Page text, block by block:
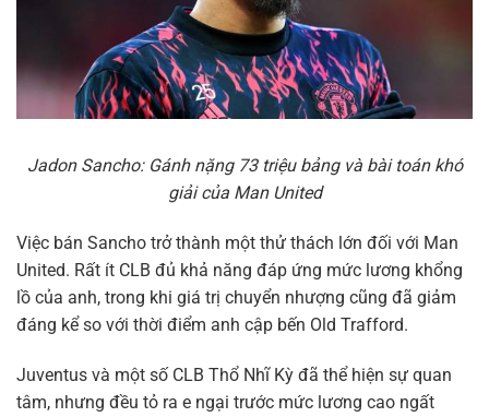
Jadon Sancho: Gánh nặng 73 triệu bảng và bài toán khó
giải của Man United
Việc bán Sancho trở thành một thử thách lớn đối với Man
United. Rất ít CLB đủ khả năng đáp ứng mức lương khổng
lồ của anh, trong khi giá trị chuyển nhượng cũng đã giảm
đáng kể so với thời điểm anh cập bến Old Trafford.
Juventus và một số CLB Thổ Nhĩ Kỳ đã thể hiện sự quan
tâm, nhưng đều tỏ ra e ngại trước mức lương cao ngất